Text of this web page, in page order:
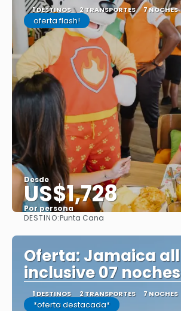
1 DESTINOS 2 TRANSPORTES 7 NOCHES
oferta flash!
Desde
US$1,728
Por persona
DESTINO:Punta Cana
Oferta: Jamaica all
inclusive 07 noches
1 DESTINOS 2 TRANSPORTES 7 NOCHES
*oferta destacada*